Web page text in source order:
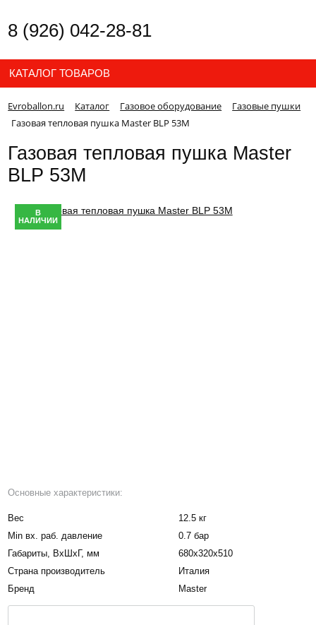
8 (926) 042-28-81
КАТАЛОГ ТОВАРОВ
Evroballon.ru Каталог Газовое оборудование
Газовые пушки
Газовая тепловая пушка Master BLP 53M
Газовая тепловая пушка Master
BLP 53M
В
НАЛИЧИИ
Основные характеристики:
Вес
12.5 кг
Мin вх. раб. давление
0.7 бар
Габариты, BxШxГ, мм
680х320х510
Страна производитель
Италия
Бренд
Master